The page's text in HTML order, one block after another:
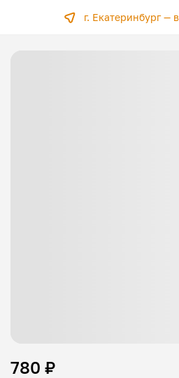
г. Екатеринбург —
780 ₽